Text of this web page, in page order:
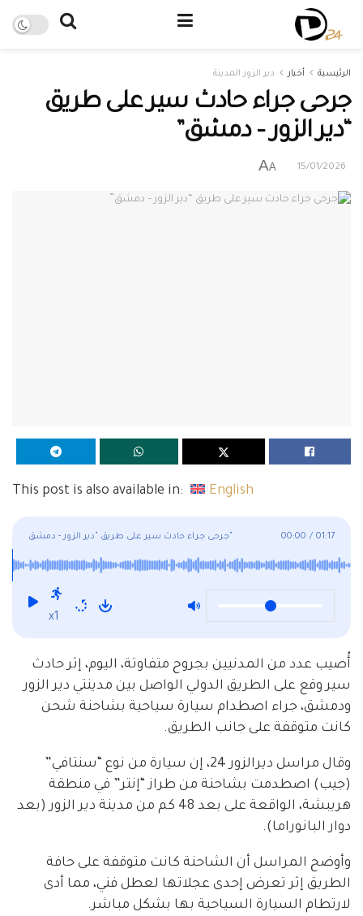
الرئيسية أخبار دير الزور المدينة
جرحى جراء حادث سير على طريق
“دير الزور – دمشق”
15/01/2026
A
A
This post is also available in: English
جرحى جراء حادث سير على طريق "دير الزور - دمشق" 00:00 / 01:17
x1
أُصيب عدد من المدنيين بجروح متفاوتة، اليوم، إثر حادث
سير وقع على الطريق الدولي الواصل بين مدينتي دير الزور
ودمشق، جراء اصطدام سيارة سياحية بشاحنة شحن
كانت متوقفة على جانب الطريق.
وقال مراسل ديرالزور 24، إن سيارة من نوع “سنتافي”
(جيب) اصطدمت بشاحنة من طراز “إنتر” في منطقة
هريبشة، الواقعة على بعد 48 كم من مدينة دير الزور (بعد
دوار البانوراما).
وأوضح المراسل أن الشاحنة كانت متوقفة على حافة
الطريق إثر تعرض إحدى عجلاتها لعطل فني، مما أدى
لارتطام السيارة السياحية بها بشكل مباشر.